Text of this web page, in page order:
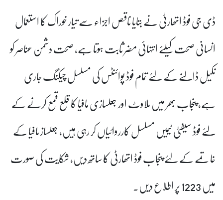
ڈی جی فوڈ اتھارٹی نے بتایا ناقص اجزاء سے تیار خوراک کا استعمال
انسانی صحت کیلئے انتہائی مضر ثابت ہوتا ہے، صحت دشمن عناصر کو
نکیل ڈالنے کے لئے تمام فوڈ پوائنٹس کی مسلسل چیکنگ جاری
ہے، پنجاب بھر میں ملاوٹ اور جعلسازی مافیا کا قلع قمع کرنے کے
لئے فوڈ سیفٹی ٹیمیں مسلسل کارروائیاں کر رہی ہیں، جعلساز مافیا کے
خاتمے کے لئے پنجاب فوڈ اتھارٹی کا ساتھ دیں، شکایت کی صورت
میں 1223 پر اطلاع دیں۔